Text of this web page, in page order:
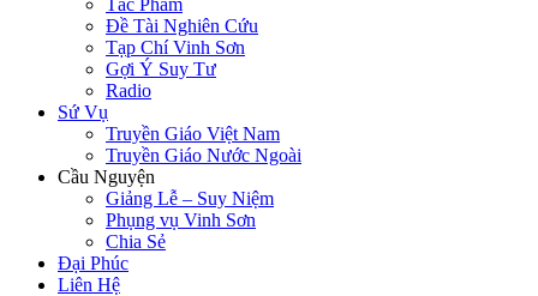
Tác Phẩm
Đề Tài Nghiên Cứu
Tạp Chí Vinh Sơn
Gợi Ý Suy Tư
Radio
Sứ Vụ
Truyền Giáo Việt Nam
Truyền Giáo Nước Ngoài
Cầu Nguyện
Giảng Lễ – Suy Niệm
Phụng vụ Vinh Sơn
Chia Sẻ
Đại Phúc
Liên Hệ